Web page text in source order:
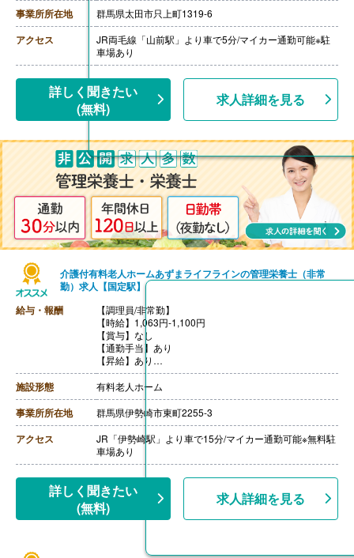
事業所所在地 群馬県太田市只上町1319-6
アクセス
JR両毛線「山前駅」より車で5分/マイカー通勤可能※駐
車場あり
詳しく聞きたい
(無料)
求人詳細を見る
介護付有料老人ホームあずまライフラインの管理栄養士（非常
勤）求人【国定駅】
給与・報酬
【調理員/非常勤】
【時給】1,063円-1,100円
【賞与】なし
【通勤手当】あり
【昇給】あり
【退職金】なし
施設形態 有料老人ホーム
事業所所在地 群馬県伊勢崎市東町2255-3
アクセス
JR「伊勢崎駅」より車で15分/マイカー通勤可能※無料駐
車場あり
詳しく聞きたい
(無料)
求人詳細を見る